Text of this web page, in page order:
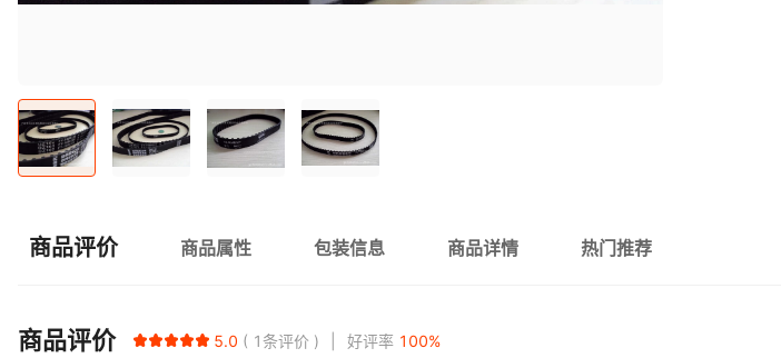
商品评价 商品属性 包装信息 商品详情 热门推荐
商品评价 5.0 1条评价 好评率 100%